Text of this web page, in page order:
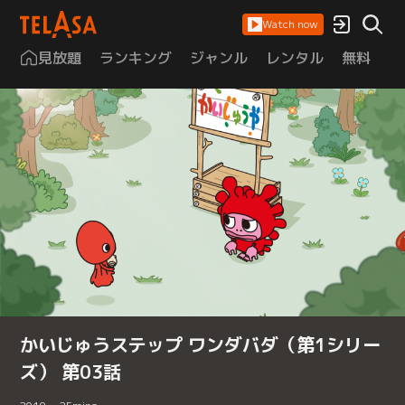
Watch now
見放題 ランキング ジャンル レンタル 無料
かいじゅうステップ ワンダバダ（第1シリー
ズ） 第03話